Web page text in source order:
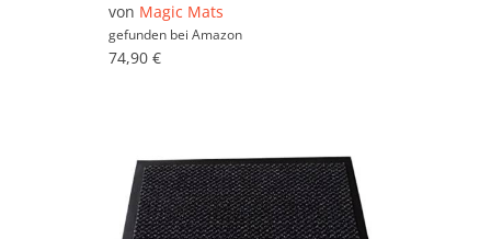
von Magic Mats
gefunden bei Amazon
74,90 €